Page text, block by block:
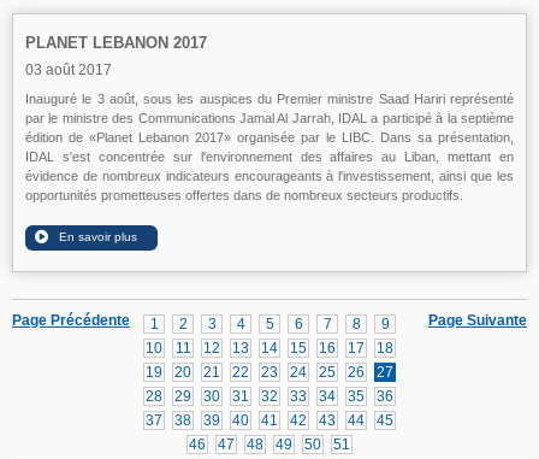
PLANET LEBANON 2017
03 août 2017
Inauguré le 3 août, sous les auspices du Premier ministre Saad Hariri représenté
par le ministre des Communications Jamal Al Jarrah, IDAL a participé à la septième
édition de «Planet Lebanon 2017» organisée par le LIBC. Dans sa présentation,
IDAL s'est concentrée sur l'environnement des affaires au Liban, mettant en
évidence de nombreux indicateurs encourageants à l'investissement, ainsi que les
opportunités prometteuses offertes dans de nombreux secteurs productifs.
Page Suivante
1 2 3 4 5 6 7 8
9
10
11 12 13 14 15 16 17
18
19
20 21 22 23 24 25 26
27
28
29 30 31 32 33 34 35
36
37
38 39 40 41 42 43 44
45
46
47 48 49 50 51
Page Précédente